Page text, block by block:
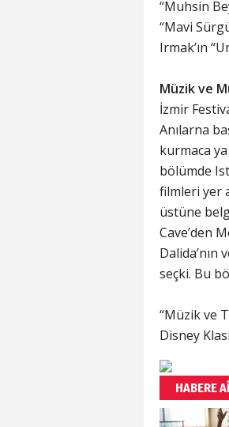
“Muhsin
“Mavi
Irmak’ın
Müzik ve
İzmir
Anılarna
kurmaca ya
bölümde
filmleri yer
üstüne
Cave’den
seçki. Bu
“Müzik ve
Disney
HABERE